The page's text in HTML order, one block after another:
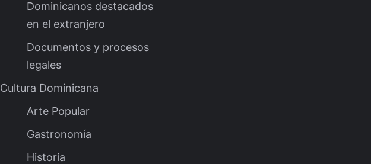
Dominicanos destacados
en el extranjero
Documentos y procesos
legales
Cultura Dominicana
Arte Popular
Gastronomía
Historia